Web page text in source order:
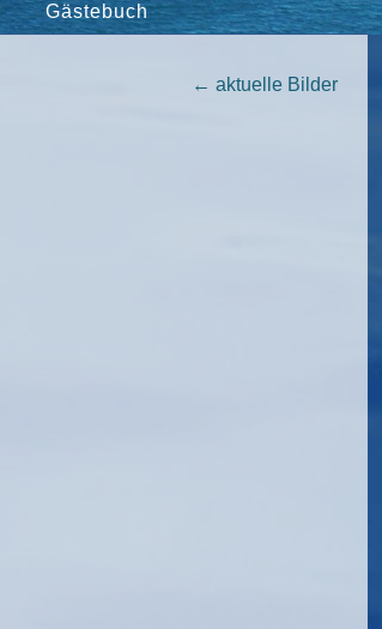
Gästebuch
← aktuelle Bilder